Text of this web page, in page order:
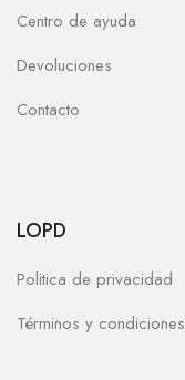
Centro de ayuda
Devoluciones
Contacto
LOPD
Politica de privacidad
Términos y condiciones